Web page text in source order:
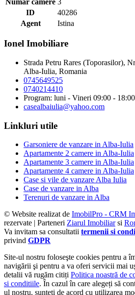
ID
40286
Agent
Istina
Ionel Imobiliare
Strada Petru Rares (Toporasilor),
Alba-Iulia, Romania
0745649525
0740214410
Program: luni - Vineri 09:00 - 18:00
casealbaiulia@yahoo.com
Linkluri utile
Garsoniere de vanzare in Alba-Iulia
Apartamente 2 camere in Alba-Iulia
Apartamente 3 camere in Alba-Iulia
Apartamente 4 camere in Alba-Iulia
Case si vile de vanzare Alba Iulia
Case de vanzare in Alba
Terenuri de vanzare in Alba
© Website realizat de ImobilPro - CRM
rezervate | Parteneri Ziarul Imobiliarsi
Va invitam sa consultatii termenii si
privind GDPR
Site-ul nostru foloseşte cookies pentru a
navigării şi pentru a va oferi servicii mai
detalii vă rugăm citiți Politica noastră de
si conditiile. În cazul în care alegeți să
ul nostru, sunteți de acord cu utilizarea